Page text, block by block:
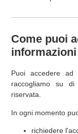
Come puoi
Puoi accedere ad
raccogliamo su
riservata.
In ogni momento
richiedere